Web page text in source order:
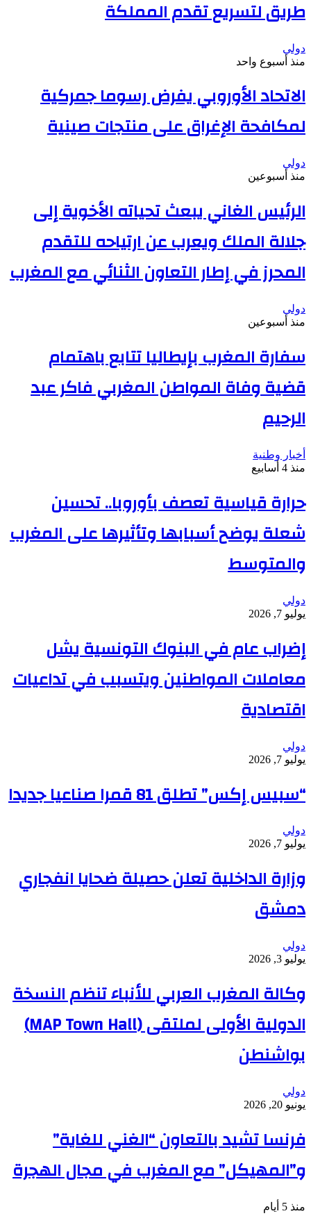
طريق لتسريع تقدم المملكة
دولي
منذ أسبوع واحد
الاتحاد الأوروبي يفرض رسوما جمركية
لمكافحة الإغراق على منتجات صينية
دولي
منذ أسبوعين
الرئيس الغاني يبعث تحياته الأخوية إلى
جلالة الملك ويعرب عن ارتياحه للتقدم
المحرز في إطار التعاون الثنائي مع المغرب
دولي
منذ أسبوعين
سفارة المغرب بإيطاليا تتابع باهتمام
قضية وفاة المواطن المغربي فاكر عبد
الرحيم
أخبار وطنية
منذ 4 أسابيع
حرارة قياسية تعصف بأوروبا.. تحسين
شعلة يوضح أسبابها وتأثيرها على المغرب
والمتوسط
دولي
يوليو 7, 2026
إضراب عام في البنوك التونسية يشل
معاملات المواطنين ويتسبب في تداعيات
اقتصادية
دولي
يوليو 7, 2026
“سبيس إكس” تطلق 81 قمرا صناعيا جديدا
دولي
يوليو 7, 2026
وزارة الداخلية تعلن حصيلة ضحايا انفجاري
دمشق
دولي
يوليو 3, 2026
وكالة المغرب العربي للأنباء تنظم النسخة
الدولية الأولى لملتقى (MAP Town Hall)
بواشنطن
دولي
يونيو 20, 2026
فرنسا تشيد بالتعاون “الغني للغاية”
و”المهيكل” مع المغرب في مجال الهجرة
منذ 5 أيام